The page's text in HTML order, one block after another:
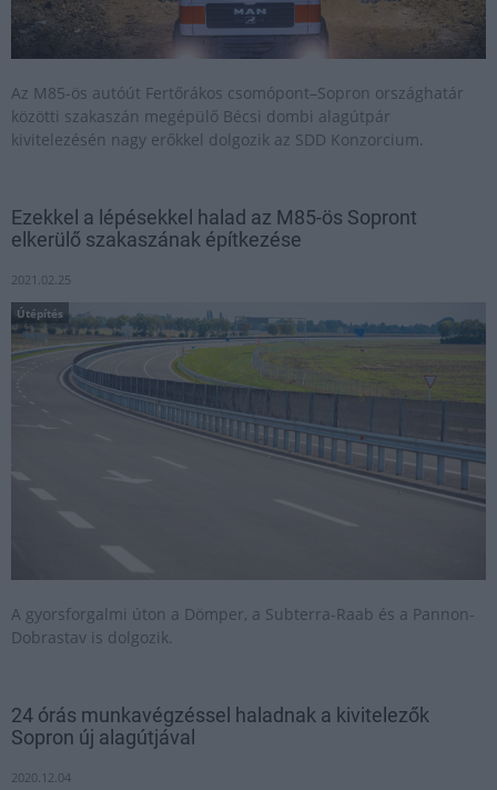
Az M85-ös autóút Fertőrákos csomópont–Sopron országhatár
közötti szakaszán megépülő Bécsi dombi alagútpár
kivitelezésén nagy erőkkel dolgozik az SDD Konzorcium.
Ezekkel a lépésekkel halad az M85-ös Sopront
elkerülő szakaszának építkezése
2021.02.25
Útépítés
A gyorsforgalmi úton a Dömper, a Subterra-Raab és a Pannon-
Dobrastav is dolgozik.
24 órás munkavégzéssel haladnak a kivitelezők
Sopron új alagútjával
2020.12.04